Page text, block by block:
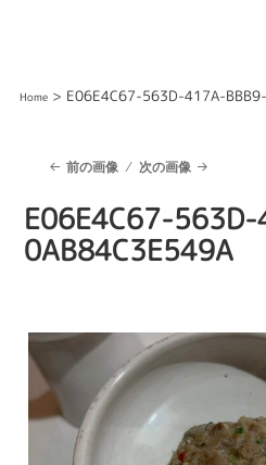
Home> E06E4C67-563D-417A-
前の画像 次の画像
E06E4C67-
0AB84C3E549A